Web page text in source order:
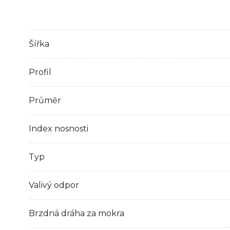
Šířka
Profil
Průměr
Index nosnosti
Typ
Valivý odpor
Brzdná dráha za mokra